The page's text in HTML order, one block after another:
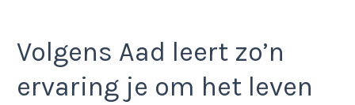
Volgens Aad leert zo’n
ervaring je om het leven